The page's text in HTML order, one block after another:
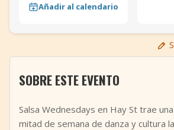
Añadir al calendario
SOBRE ESTE EVENTO
Salsa Wednesdays en Hay St trae
mitad de semana de danza y cultura